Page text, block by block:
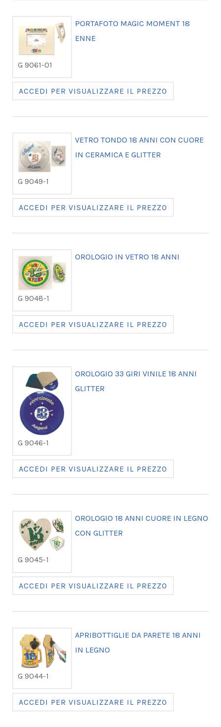
G 9061-01
PORTAFOTO MAGIC MOMENT 18
ENNE
ACCEDI PER VISUALIZZARE IL PREZZO
G 9049-1
VETRO TONDO 18 ANNI CON CUORE
IN CERAMICA E GLITTER
ACCEDI PER VISUALIZZARE IL PREZZO
G 9048-1
OROLOGIO IN VETRO 18 ANNI
ACCEDI PER VISUALIZZARE IL PREZZO
G 9046-1
OROLOGIO 33 GIRI VINILE 18 ANNI
GLITTER
ACCEDI PER VISUALIZZARE IL PREZZO
G 9045-1
OROLOGIO 18 ANNI CUORE IN LEGNO
CON GLITTER
ACCEDI PER VISUALIZZARE IL PREZZO
G 9044-1
APRIBOTTIGLIE DA PARETE 18 ANNI
IN LEGNO
ACCEDI PER VISUALIZZARE IL PREZZO